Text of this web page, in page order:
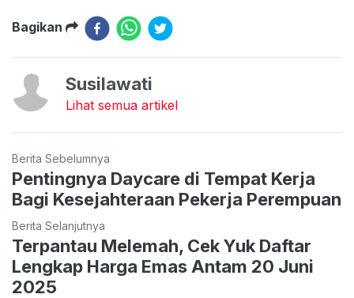
Bagikan
Susilawati
Lihat semua artikel
Berita Sebelumnya
Pentingnya Daycare di Tempat Kerja
Bagi Kesejahteraan Pekerja Perempuan
Berita Selanjutnya
Terpantau Melemah, Cek Yuk Daftar
Lengkap Harga Emas Antam 20 Juni
2025